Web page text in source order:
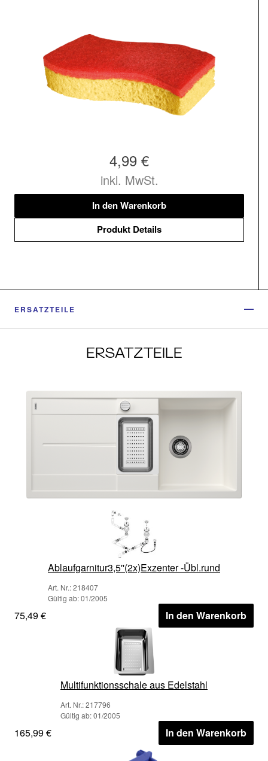
4,99 €
inkl. MwSt.
In den Warenkorb
Produkt Details
ERSATZTEILE
ERSATZTEILE
Ablaufgarnitur3,5''(2x)Exzenter -Übl.rund
Art. Nr.: 218407
Gültig ab: 01/2005
75,49 € In den Warenkorb
Multifunktionsschale aus Edelstahl
Art. Nr.: 217796
Gültig ab: 01/2005
165,99 € In den Warenkorb